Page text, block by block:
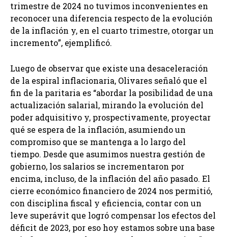
trimestre de 2024 no tuvimos inconvenientes en
reconocer una diferencia respecto de la evolución
de la inflación y, en el cuarto trimestre, otorgar un
incremento”, ejemplificó.
Luego de observar que existe una desaceleración
de la espiral inflacionaria, Olivares señaló que el
fin de la paritaria es “abordar la posibilidad de una
actualización salarial, mirando la evolución del
poder adquisitivo y, prospectivamente, proyectar
qué se espera de la inflación, asumiendo un
compromiso que se mantenga a lo largo del
tiempo. Desde que asumimos nuestra gestión de
gobierno, los salarios se incrementaron por
encima, incluso, de la inflación del año pasado. El
cierre económico financiero de 2024 nos permitió,
con disciplina fiscal y eficiencia, contar con un
leve superávit que logró compensar los efectos del
déficit de 2023, por eso hoy estamos sobre una base